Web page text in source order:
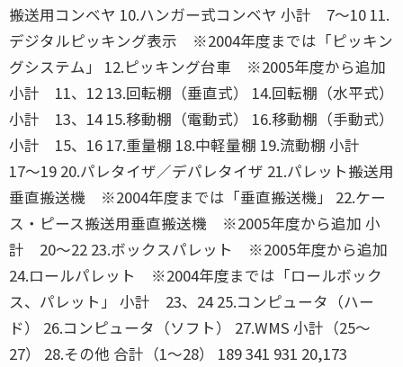
搬送用コンベヤ 10.ハンガー式コンベヤ 小計 7〜10 11.
デジタルピッキング表示 ※2004年度までは「ピッキン
グシステム」 12.ピッキング台車 ※2005年度から追加
小計 11、12 13.回転棚（垂直式） 14.回転棚（水平式）
小計 13、14 15.移動棚（電動式） 16.移動棚（手動式）
小計 15、16 17.重量棚 18.中軽量棚 19.流動棚 小計
17〜19 20.パレタイザ／デパレタイザ 21.パレット搬送用
垂直搬送機 ※2004年度までは「垂直搬送機」 22.ケー
ス・ピース搬送用垂直搬送機 ※2005年度から追加 小
計 20〜22 23.ボックスパレット ※2005年度から追加
24.ロールパレット ※2004年度までは「ロールボック
ス、パレット」 小計 23、24 25.コンピュータ（ハー
ド） 26.コンピュータ（ソフト） 27.WMS 小計（25〜
27） 28.その他 合計（1〜28） 189 341 931 20,173